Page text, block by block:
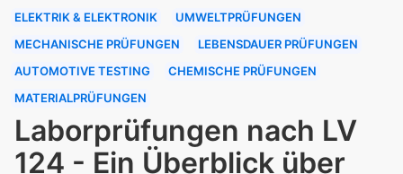
ELEKTRIK & ELEKTRONIK
UMWELTPRÜFUNGEN
MECHANISCHE PRÜFUNGEN
LEBENSDAUER PRÜFUNGEN
AUTOMOTIVE TESTING
CHEMISCHE PRÜFUNGEN
MATERIALPRÜFUNGEN
Laborprüfungen nach LV
124 - Ein Überblick über